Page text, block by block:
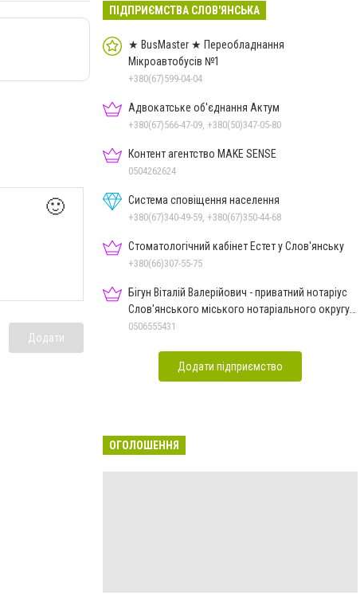
🙂
Додати
ПІДПРИЄМСТВА СЛОВ'ЯНСЬКА
★ BusMaster ★ Переобладнання
Мікроавтобусів №1
+380(67)599-04-04
Адвокатське об'єднання Актум
+380(67)566-47-09, +380(50)347-05-80
Контент агентство MAKE SENSE
0504262624
Система сповіщення населення
+380(67)340-49-59, +380(67)350-44-68
Стоматологічний кабінет Естет у Слов'янську
+380(66)307-55-75
Бігун Віталій Валерійович - приватний нотаріус
Слов'янського міського нотаріального округу
Дон.обл.
0506555431
Додати підприємство
ОГОЛОШЕННЯ